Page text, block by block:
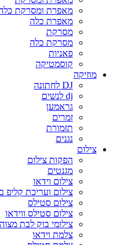
מאפרת ומסרקת כלה
מאפרת כלה
מסרקת
מסרקת כלה
פאניות
קוסמטיקה
מוזיקה
DJ לחתונה
dj לנשים
גראמען
זמרים
תזמורת
נגנים
צילום
הפקות צילום
מגנטים
צילום וידאו
צילום ועריכת קליפ
צילום סטילס
צילום סטילס ווידאו
צילומי בוק לבת מצוה
צלמת וידאו